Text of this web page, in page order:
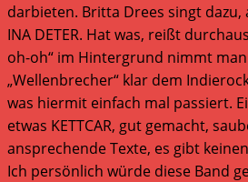
darbieten. Britta Drees singt dazu,
INA DETER. Hat was, reißt
oh-oh“ im Hintergrund nimmt
„Wellenbrecher“ klar dem
was hiermit einfach mal passiert.
etwas KETTCAR, gut gemacht,
ansprechende Texte, es gibt
Ich persönlich würde diese Band